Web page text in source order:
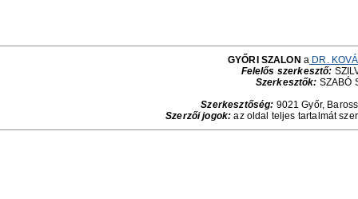
GYŐRI SZALON a DR.
Felelős szerkesztő:
Szerkesztők: SZABÓ
Szerkesztőség: 9021 Győr,
Szerzői jogok: az oldal teljes tartalmát